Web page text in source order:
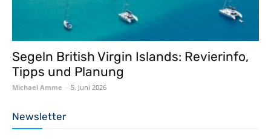
Segeln British Virgin Islands: Revierinfo,
Tipps und Planung
Michael Amme - 5. Juni 2026
Newsletter